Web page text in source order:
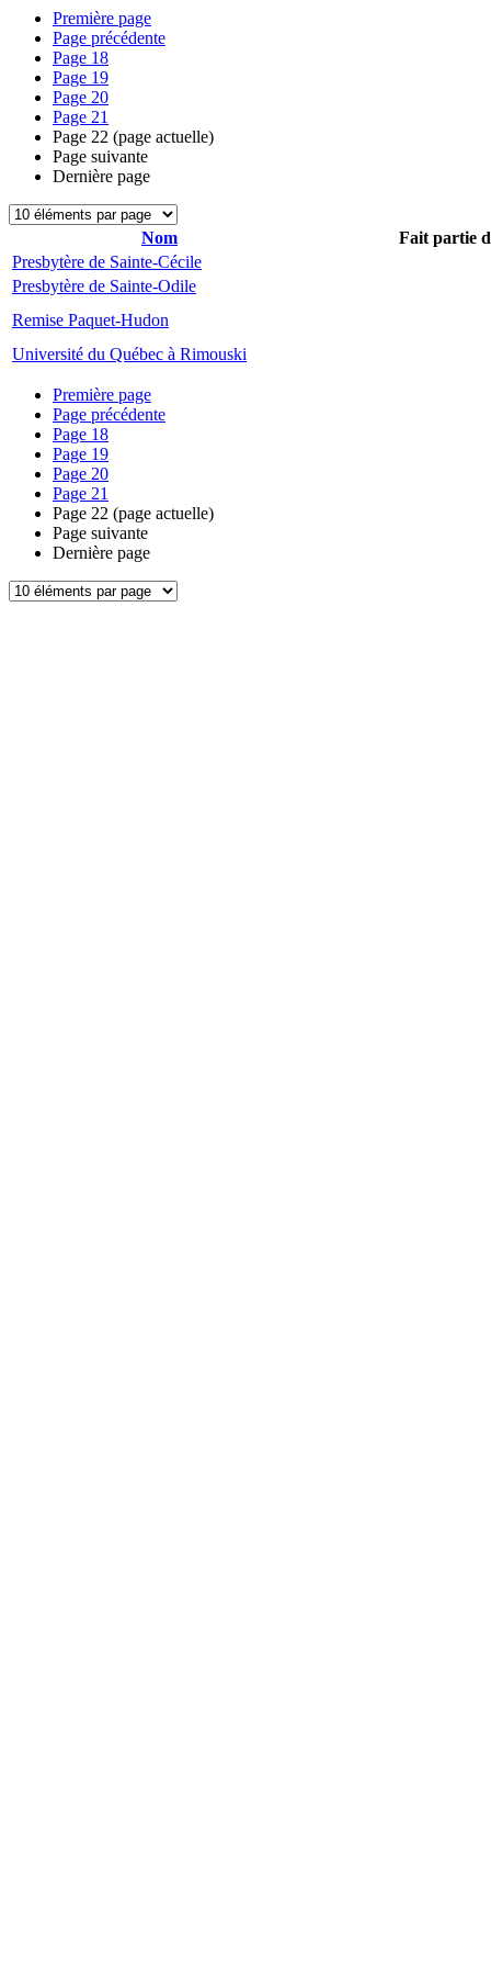
Première page
Page précédente
Page 18
Page 19
Page 20
Page 21
Page 22 (page actuelle)
Page suivante
Dernière page
Nom
Fait partie
Presbytère de Sainte-Cécile
Presbytère de Sainte-Odile
Remise Paquet-Hudon
Université du Québec à Rimouski
Première page
Page précédente
Page 18
Page 19
Page 20
Page 21
Page 22 (page actuelle)
Page suivante
Dernière page